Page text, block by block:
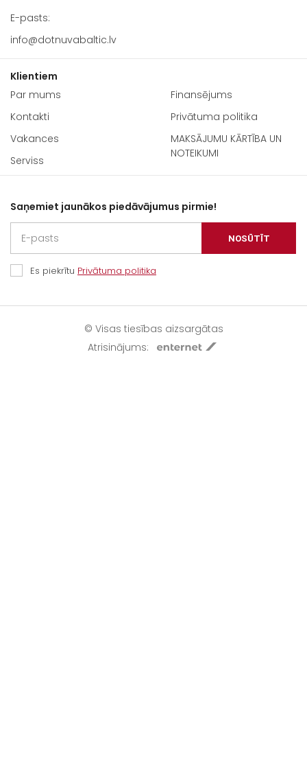
E-pasts:
info@dotnuvabaltic.lv
Klientiem
Par mums
Kontakti
Vakances
Serviss
Finansējums
Privātuma politika
MAKSĀJUMU KĀRTĪBA UN
NOTEIKUMI
Saņemiet jaunākos piedāvājumus pirmie!
NOSŪTĪT
Es piekrītu Privātuma politika
© Visas tiesības aizsargātas
Atrisinājums: